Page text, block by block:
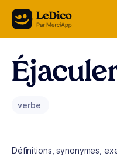
Aller au contenu
verbe
Définitions, synonymes,